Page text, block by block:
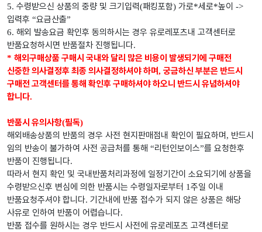
5. 수령받으신 상품의 중량 및 크기입력(패킹포함) 가로*세로*높이 ->
입력후 “요금산출”
6. 해외 발송요금 확인후 동의하시는 경우 유로레포츠내 고객센터로
반품요청하시면 반품절차 진행됩니다.
* 해외구매상품 구매시 국내와 달리 많은 비용이 발생되기에 구매전
신중한 의사결정후 최종 의사결정하셔야 하며, 궁금하신 부분은 반드시
구매전 고객센터를 통해 확인후 구매하셔야 하오니 반드시 유념하셔야
합니다.
반품시 유의사항(필독)
해외배송상품의 반품의 경우 사전 현지판매점내 확인이 필요하며 , 반드시
임의 반송이 불가하여 사전 공급처를 통해 “리턴인보이스”를 요청한후
반품이 진행됩니다.
따라서 현지 확인 및 국내반품처리과정에 일정기간이 소요되기에 상품을
수령받으신후 변심에 의한 반품시는 수령일자로부터 1주일 이내
반품요청주셔야 합니다. 기간내에 반품 접수가 되지 않은 상품은 해당
사유로 인하여 반품이 어렵습니다.
반품 접수를 원하시는 경우 반드시 사전에 유로레포츠 고객센터로